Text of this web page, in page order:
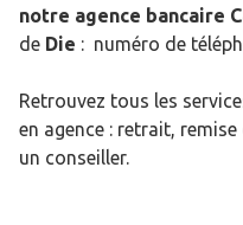
notre agence bancaire
de Die : numéro de
Retrouvez tous les
en agence : retrait,
un conseiller.